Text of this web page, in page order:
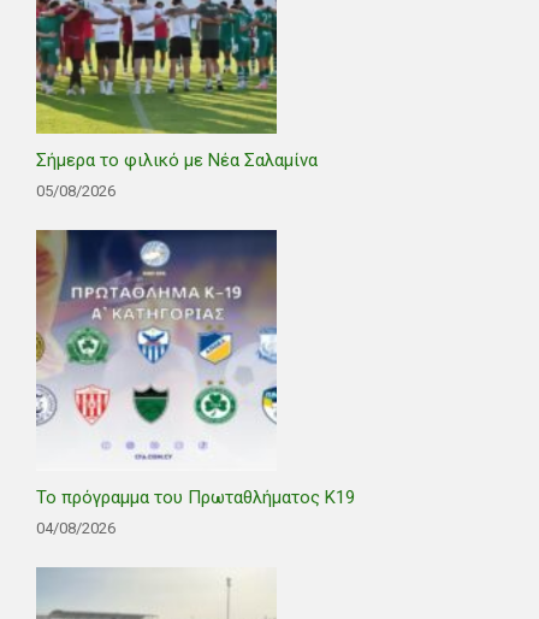
Σήμερα το φιλικό με Νέα Σαλαμίνα
05/08/2026
Το πρόγραμμα του Πρωταθλήματος Κ19
04/08/2026